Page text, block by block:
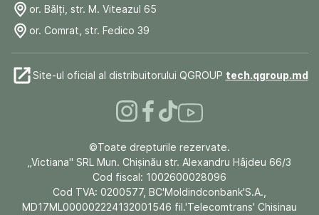
or. Bălți, str. M. Viteazul 65
or. Comrat, str. Fedico 39
Site-ul oficial al distribuitorului QGROUP tech.qgroup.md
©Toate drepturile rezervate.
„Victiana" SRL Mun. Chişinău str. Alexandru Hâjdeu 66/3
Cod fiscal: 1002600028096
Cod TVA: 0200577, BC'Moldindconbank'S.A.,
MD17ML000002224132001546 fil.'Telecomtrans' Chisinau